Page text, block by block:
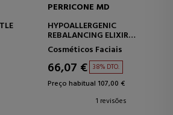
PERRICONE MD
HYPOALLERGENIC
REBALANCING ELIXIR
TRATAMENTO HIDRATANTE E
SUAVIZANTE
Cosméticos Faciais
66,07 € 38% DTO.
Preço habitual 107,00 €
1 revisões